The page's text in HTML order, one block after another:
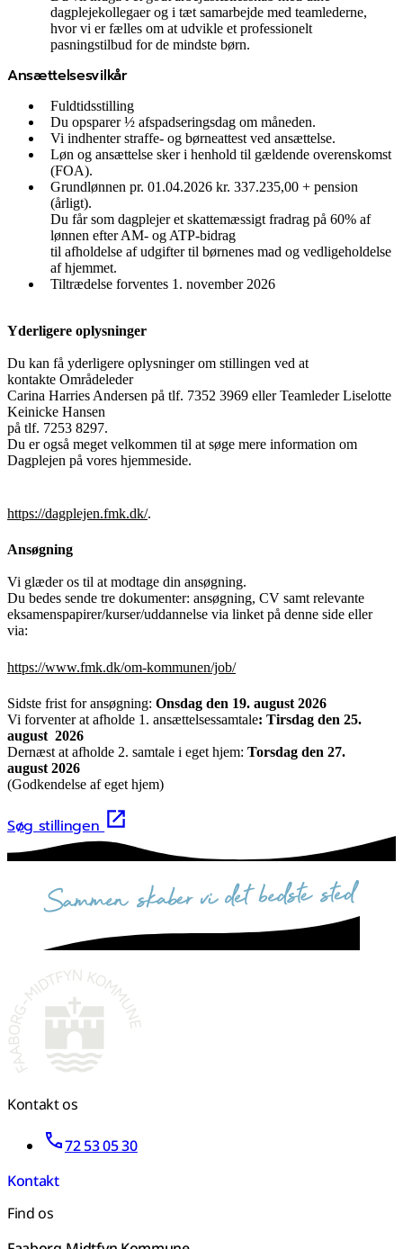
dagplejekollegaer og i tæt samarbejde med teamlederne,
hvor vi er fælles om at udvikle et professionelt
pasningstilbud for de mindste børn.
Ansættelsesvilkår
Fuldtidsstilling
Du opsparer ½ afspadseringsdag om måneden.
Vi indhenter straffe- og børneattest ved ansættelse.
Løn og ansættelse sker i henhold til gældende overenskomst
(FOA).
Grundlønnen pr. 01.04.2026 kr. 337.235,00 + pension
(årligt).
Du får som dagplejer et skattemæssigt fradrag på 60% af
lønnen efter AM- og ATP-bidrag
til afholdelse af udgifter til børnenes mad og vedligeholdelse
af hjemmet.
Tiltrædelse forventes 1. november 2026
Yderligere oplysninger
Du kan få yderligere oplysninger om stillingen ved at
kontakte Områdeleder
Carina Harries Andersen på tlf. 7352 3969 eller Teamleder Liselotte
Keinicke Hansen
på tlf. 7253 8297.
Du er også meget velkommen til at søge mere information om
Dagplejen på vores hjemmeside.
https://dagplejen.fmk.dk/.
Ansøgning
Vi glæder os til at modtage din ansøgning.
Du bedes sende tre dokumenter: ansøgning, CV samt relevante
eksamenspapirer/kurser/uddannelse via linket på denne side eller
via:
https://www.fmk.dk/om-kommunen/job/
Sidste frist for ansøgning: Onsdag den 19. august 2026
Vi forventer at afholde 1. ansættelsessamtale: Tirsdag den 25.
august 2026
Dernæst at afholde 2. samtale i eget hjem: Torsdag den 27.
august 2026
(Godkendelse af eget hjem)
Søg stillingen
sammen skaber vi det bedste sted
Kontakt os
72 53 05 30
Kontakt
Find os